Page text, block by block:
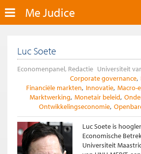
Me Judice
Luc Soete
Economenpanel, Redactie Universiteit
Corporate governance
Financiële markten Innovatie Macro-
Marktwerking Monetair beleid
Ontwikkelingseconomie
Luc Soete is
Economische
Universiteit